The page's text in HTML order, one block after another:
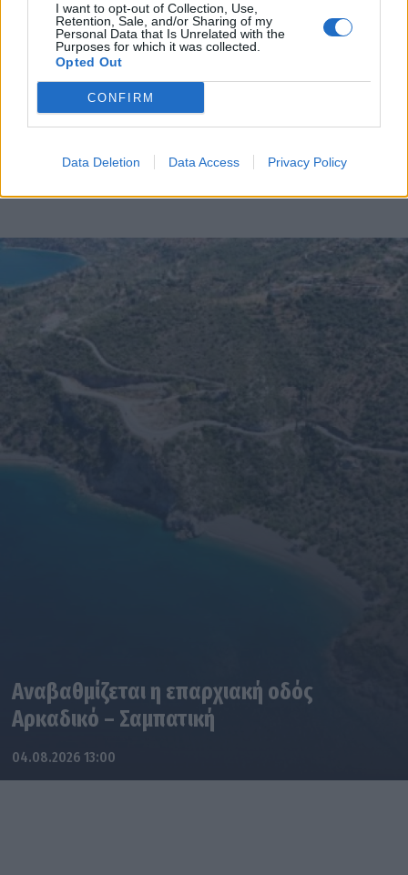
I want to opt-out of Collection, Use,
Retention, Sale, and/or Sharing of my
Personal Data that Is Unrelated with the
Purposes for which it was collected.
Opted Out
CONFIRM
Data Deletion Data Access Privacy Policy
Διάβασε περισσότερα
Τρίπολη Ελλάδα Κοινωνία Οικονομία
Αναβαθμίζεται η επαρχιακή οδός
Αρκαδικό – Σαμπατική
04.08.2026 13:00